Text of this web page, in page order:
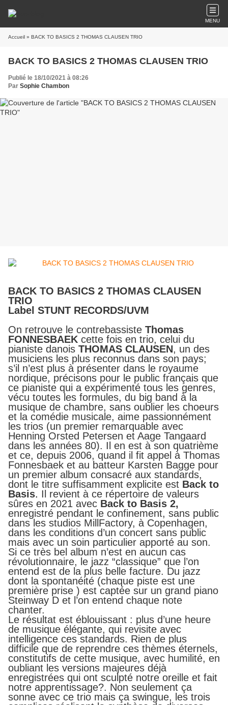
MENU
Accueil » ​​​​​​​BACK TO BASICS 2 THOMAS CLAUSEN TRIO
​​​​​​​BACK TO BASICS 2 THOMAS CLAUSEN TRIO
Publié le 18/10/2021 à 08:26
Par Sophie Chambon
BACK TO BASICS 2 THOMAS CLAUSEN
TRIO
Label STUNT RECORDS/UVM
On retrouve le contrebassiste Thomas
FONNESBAEK cette fois en trio, celui du
pianiste danois THOMAS CLAUSEN, un des
musiciens les plus reconnus dans son pays;
s’il n’est plus à présenter dans le royaume
nordique, précisons pour le public français que
ce pianiste qui a expérimenté tous les genres,
vécu toutes les formules, du big band à la
musique de chambre, sans oublier les choeurs
et la comédie musicale, aime passionnément
les trios (un premier remarquable avec
Henning Orsted Petersen et Aage Tangaard
dans les années 80). Il en est à son quatrième
et ce, depuis 2006, quand il fit appel à Thomas
Fonnesbaek et au batteur Karsten Bagge pour
un premier album consacré aux standards,
dont le titre suffisamment explicite est Back to
Basis. Il revient à ce répertoire de valeurs
sûres en 2021 avec Back to Basis 2,
enregistré pendant le confinement, sans public
dans les studios MillFactory, à Copenhagen,
dans les conditions d’un concert sans public
mais avec un soin particulier apporté au son.
Si ce très bel album n’est en aucun cas
révolutionnaire, le jazz “classique” que l’on
entend est de la plus belle facture. Du jazz
dont la spontanéité (chaque piste est une
première prise ) est captée sur un grand piano
Steinway D et l’on entend chaque note
chanter.
Le résultat est éblouissant : plus d’une heure
de musique élégante, qui revisite avec
intelligence ces standards. Rien de plus
difficile que de reprendre ces thèmes éternels,
constitutifs de cette musique, avec humilité, en
oubliant les versions majeures déjà
enregistrées qui ont sculpté notre oreille et fait
notre apprentissage?. Non seulement ça
sonne avec ce trio mais ça swingue, les trois